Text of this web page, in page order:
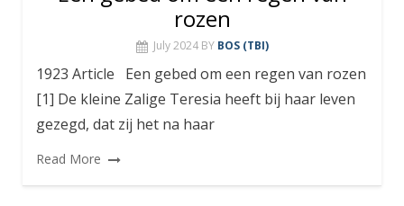
rozen
July 2024 BY BOS (TBI)
1923 Article Een gebed om een regen van rozen
[1] De kleine Zalige Teresia heeft bij haar leven
gezegd, dat zij het na haar
Read More